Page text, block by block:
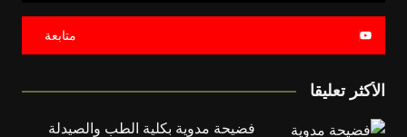
متابعة
الأكثر تعليقا
فضيحة مدوية بكلية الطب والصيدلة